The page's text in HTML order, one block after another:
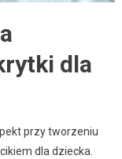
dla
przy tworzeniu
dla dziecka.